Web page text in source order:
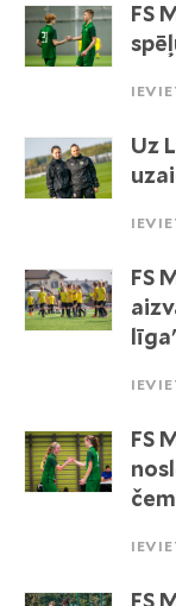
FS
Uz
FS
FS
FS